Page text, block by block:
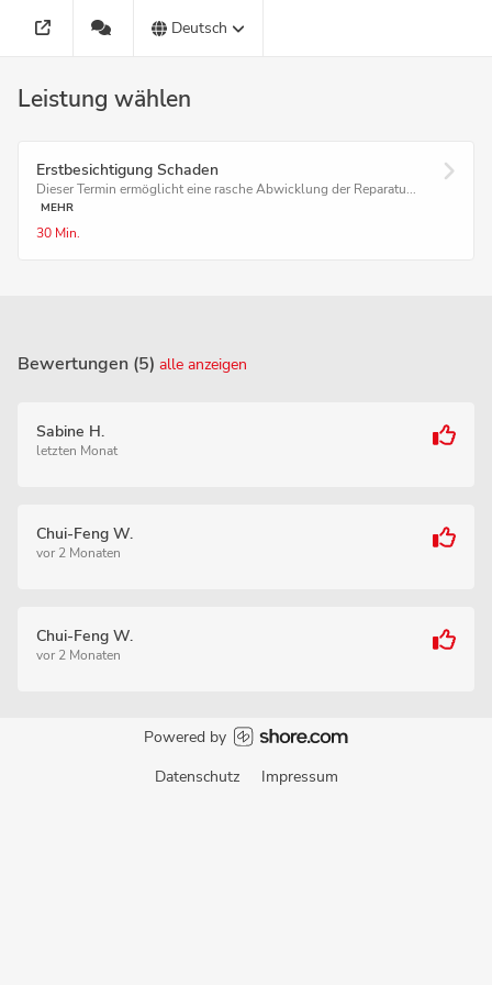
Deutsch
Leistung wählen
Erstbesichtigung Schaden
Dieser Termin ermöglicht eine rasche Abwicklung der Reparatu...
MEHR
30 Min.
Bewertungen (5) alle anzeigen
Sabine H.
letzten Monat
Chui-Feng W.
vor 2 Monaten
Chui-Feng W.
vor 2 Monaten
Powered by
Datenschutz
Impressum